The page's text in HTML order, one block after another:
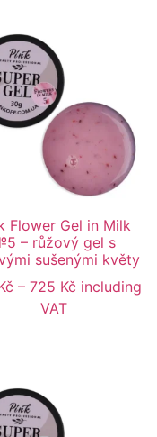
Flower Gel in Milk
– růžový gel s
sušenými květy
– 725 Kč including
VAT